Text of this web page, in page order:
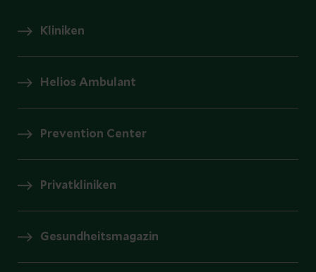
Kliniken
Helios Ambulant
Prevention Center
Privatkliniken
Gesundheitsmagazin